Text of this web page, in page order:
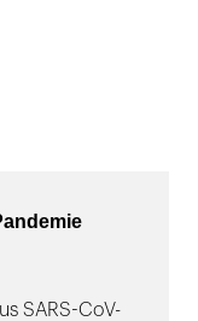
SARS-CoV-